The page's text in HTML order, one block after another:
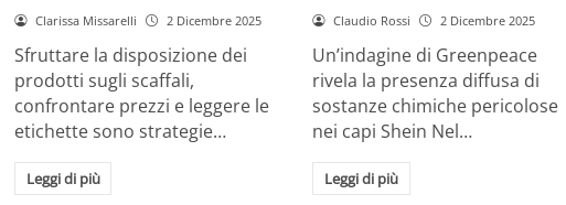
Clarissa Missarelli 2 Dicembre 2025
Sfruttare la disposizione dei
prodotti sugli scaffali,
confrontare prezzi e leggere le
etichette sono strategie…
Leggi di più
Claudio Rossi 2 Dicembre 2025
Un’indagine di Greenpeace
rivela la presenza diffusa di
sostanze chimiche pericolose
nei capi Shein Nel…
Leggi di più